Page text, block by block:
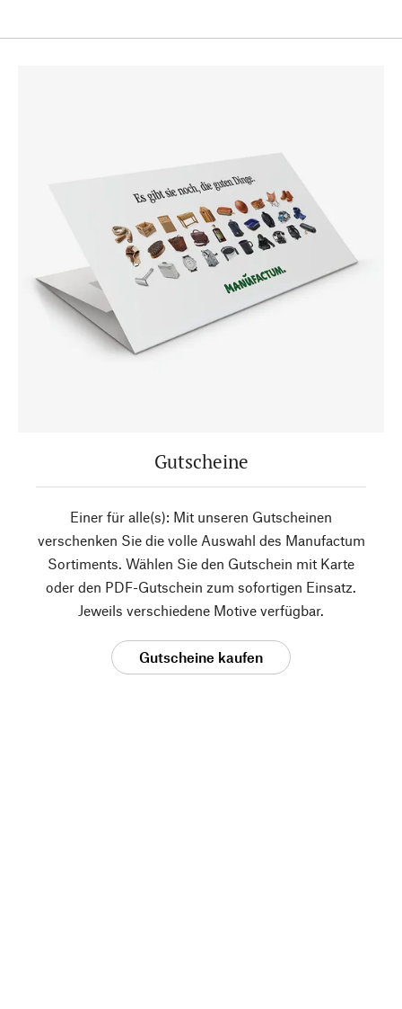
Gutscheine
Einer für alle(s): Mit unseren Gutscheinen
verschenken Sie die volle Auswahl des Manufactum
Sortiments. Wählen Sie den Gutschein mit Karte
oder den PDF-Gutschein zum sofortigen Einsatz.
Jeweils verschiedene Motive verfügbar.
Gutscheine kaufen